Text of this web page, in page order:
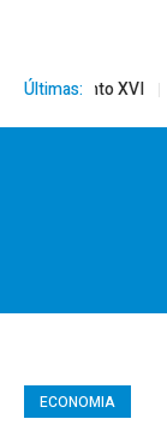
Últimas:
Bento XVI
ECONOMIA